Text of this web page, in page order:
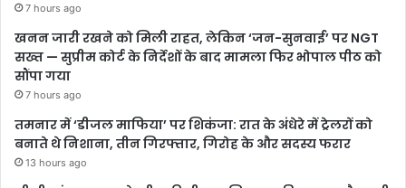
7 hours ago
खनन जारी रखने को मिली राहत, लेकिन ‘जन-सुनवाई’ पर NGT
सख्त — सुप्रीम कोर्ट के निर्देशों के बाद मामला फिर भोपाल पीठ को
सौंपा गया
7 hours ago
तमनार में ‘डीजल माफिया’ पर शिकंजा: रात के अंधेरे में ट्रेलरों को
बनाते थे निशाना, तीन गिरफ्तार, गिरोह के और सदस्य फरार
13 hours ago